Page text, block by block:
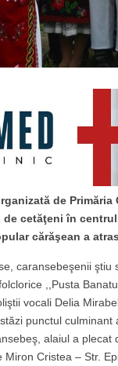
de Primăria
de cetăţeni în
cărăşean a
caransebeşenii
,,Pusta
vocali Delia
punctul
alaiul a
Miron Cristea – Str.